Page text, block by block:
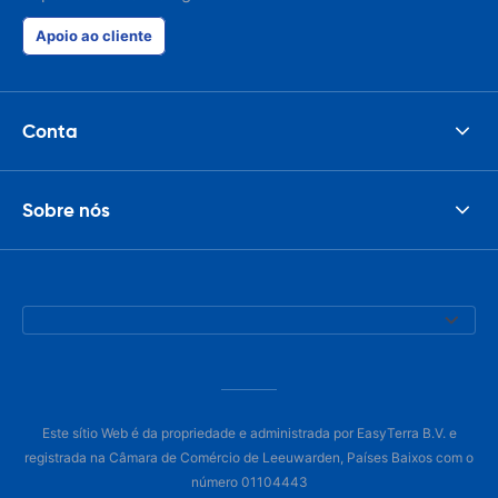
Apoio ao cliente
Conta
Sobre nós
Este sítio Web é da propriedade e administrada por EasyTerra B.V. e
registrada na Câmara de Comércio de Leeuwarden, Países Baixos com o
número 01104443